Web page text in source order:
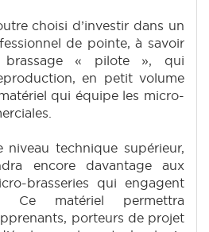
choisi d’investir dans un
de pointe, à savoir
« pilote », qui
en petit volume
qui équipe les micro-
niveau technique supérieur,
encore davantage aux
brasseries qui engagent
Ce matériel permettra
porteurs de projet